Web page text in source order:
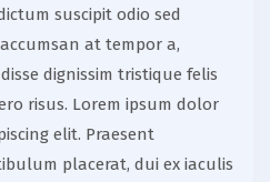
suscipit odio sed
at tempor a,
dignissim tristique felis
risus. Lorem ipsum dolor
elit. Praesent
placerat, dui ex iaculis